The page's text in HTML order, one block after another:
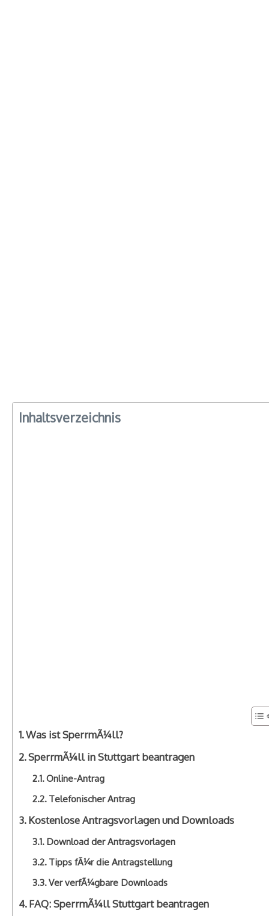
Inhaltsverzeichnis
Was ist SperrmÃ¼ll?
SperrmÃ¼ll in Stuttgart beantragen
Online-Antrag
Telefonischer Antrag
Kostenlose Antragsvorlagen und Downloads
Download der Antragsvorlagen
Tipps fÃ¼r die Antragstellung
Ver verfÃ¼gbare Downloads
FAQ: SperrmÃ¼ll Stuttgart beantragen